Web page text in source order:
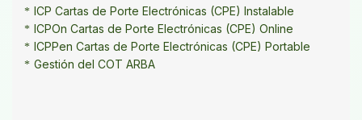
ICP Cartas de Porte Electrónicas (CPE) Instalable
ICPOn Cartas de Porte Electrónicas (CPE) Online
ICPPen Cartas de Porte Electrónicas (CPE) Portable
Gestión del COT ARBA